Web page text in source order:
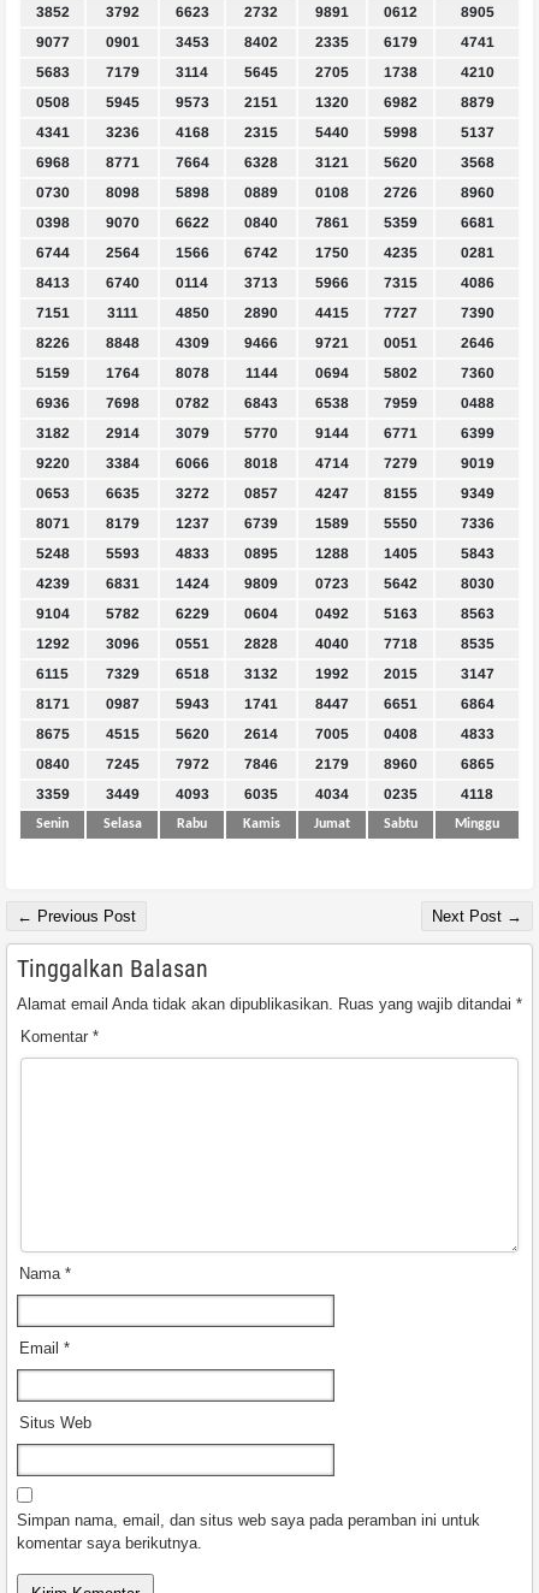
3852
3792 6623 2732 9891 0612
8905
9077
0901 3453 8402 2335 6179
4741
5683
7179 3114 5645 2705 1738
4210
0508
5945 9573 2151 1320 6982
8879
4341
3236 4168 2315 5440 5998
5137
6968
8771 7664 6328 3121 5620
3568
0730
8098 5898 0889 0108 2726
8960
0398
9070 6622 0840 7861 5359
6681
6744
2564 1566 6742 1750 4235
0281
8413
6740 0114 3713 5966 7315
4086
7151
3111 4850 2890 4415 7727
7390
8226
8848 4309 9466 9721 0051
2646
5159
1764 8078 1144 0694 5802
7360
6936
7698 0782 6843 6538 7959
0488
3182
2914 3079 5770 9144 6771
6399
9220
3384 6066 8018 4714 7279
9019
0653
6635 3272 0857 4247 8155
9349
8071
8179 1237 6739 1589 5550
7336
5248
5593 4833 0895 1288 1405
5843
4239
6831 1424 9809 0723 5642
8030
9104
5782 6229 0604 0492 5163
8563
1292
3096 0551 2828 4040 7718
8535
6115
7329 6518 3132 1992 2015
3147
8171
0987 5943 1741 8447 6651
6864
8675
4515 5620 2614 7005 0408
4833
0840
7245 7972 7846 2179 8960
6865
3359
3449 4093 6035 4034 0235 4118
Senin Selasa Rabu Kamis Jumat Sabtu Minggu
← Previous Post Next Post →
Tinggalkan Balasan
Alamat email Anda tidak akan dipublikasikan. Ruas yang wajib ditandai *
Komentar *
Nama *
Email *
Situs Web
Simpan nama, email, dan situs web saya pada peramban ini untuk
komentar saya berikutnya.